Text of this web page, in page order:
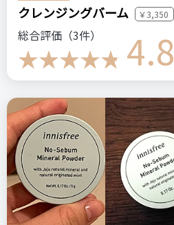
クレンジングバーム ￥3,350
総合評価（3件） 4.8